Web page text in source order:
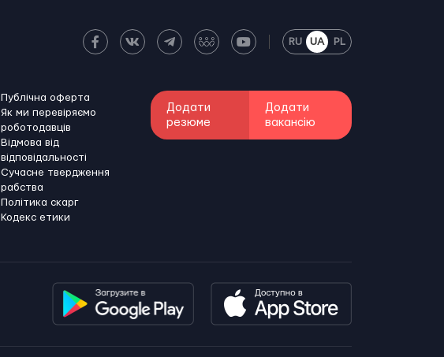
RU UA PL
Публічна оферта
Як ми перевіряємо
роботодавців
Відмова від
відповідальності
Сучасне твердження
рабства
Політика скарг
Кодекс етики
Додати
резюме
Додати
вакансію